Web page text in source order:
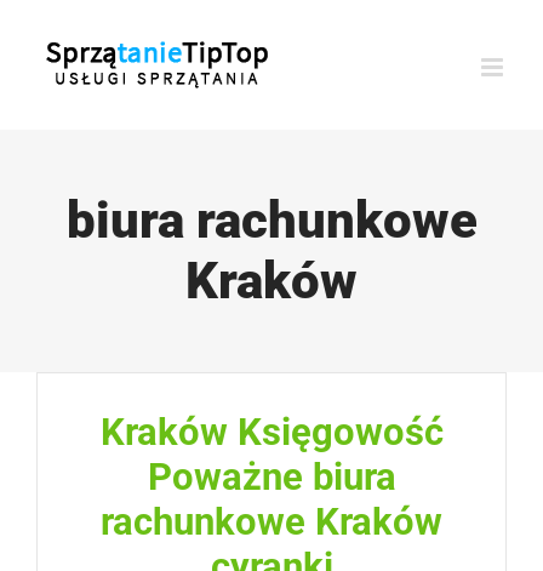
biura rachunkowe
Kraków
Kraków Księgowość
Poważne biura
rachunkowe Kraków